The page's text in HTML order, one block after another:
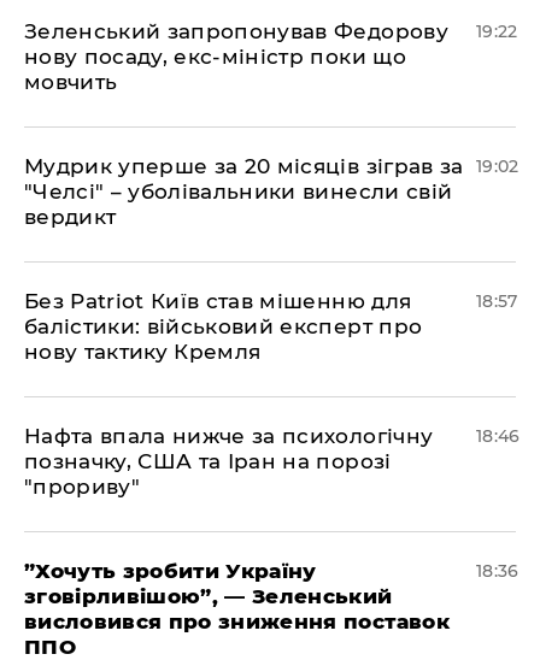
​Зеленський запропонував Федорову
нову посаду, екс-міністр поки що
мовчить
19:22
​Мудрик уперше за 20 місяців зіграв за
"Челсі" – уболівальники винесли свій
вердикт
19:02
​Без Patriot Київ став мішенню для
балістики: військовий експерт про
нову тактику Кремля
18:57
​Нафта впала нижче за психологічну
позначку, США та Іран на порозі
"прориву"
18:46
​”Хочуть зробити Україну
зговірливішою”, — Зеленський
висловився про зниження поставок
ППО
18:36